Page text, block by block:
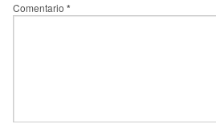
Comentario *